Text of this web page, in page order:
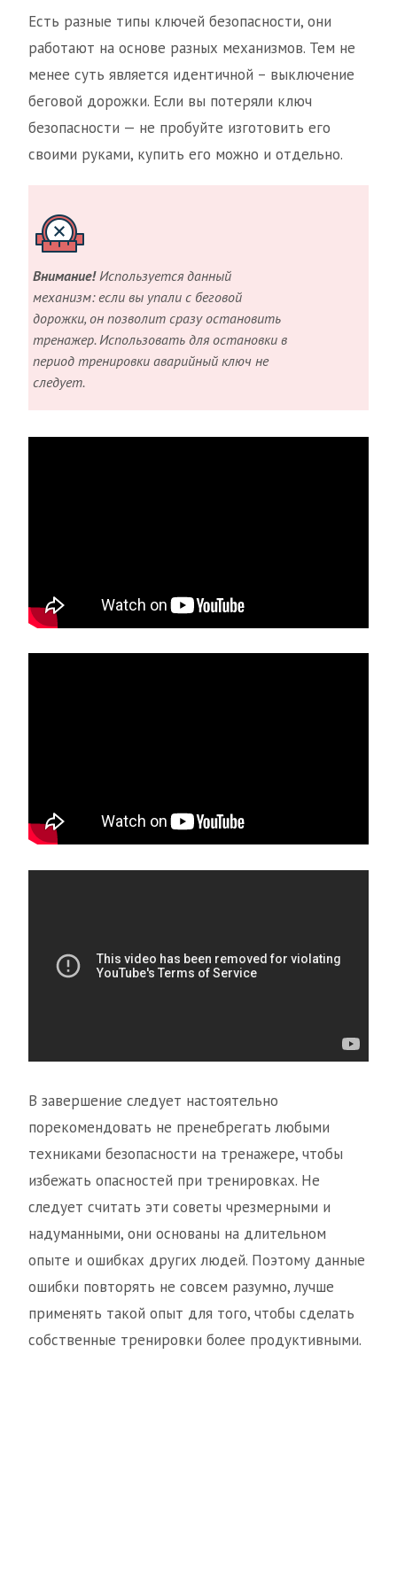
Есть разные типы ключей безопасности, они
работают на основе разных механизмов. Тем не
менее суть является идентичной – выключение
беговой дорожки. Если вы потеряли ключ
безопасности — не пробуйте изготовить его
своими руками, купить его можно и отдельно.
Внимание!Используется данный
механизм: если вы упали с беговой
дорожки, он позволит сразу остановить
тренажер. Использовать для остановки в
период тренировки аварийный ключ не
следует.
В завершение следует настоятельно
порекомендовать не пренебрегать любыми
техниками безопасности на тренажере, чтобы
избежать опасностей при тренировках. Не
следует считать эти советы чрезмерными и
надуманными, они основаны на длительном
опыте и ошибках других людей. Поэтому данные
ошибки повторять не совсем разумно, лучше
применять такой опыт для того, чтобы сделать
собственные тренировки более продуктивными.